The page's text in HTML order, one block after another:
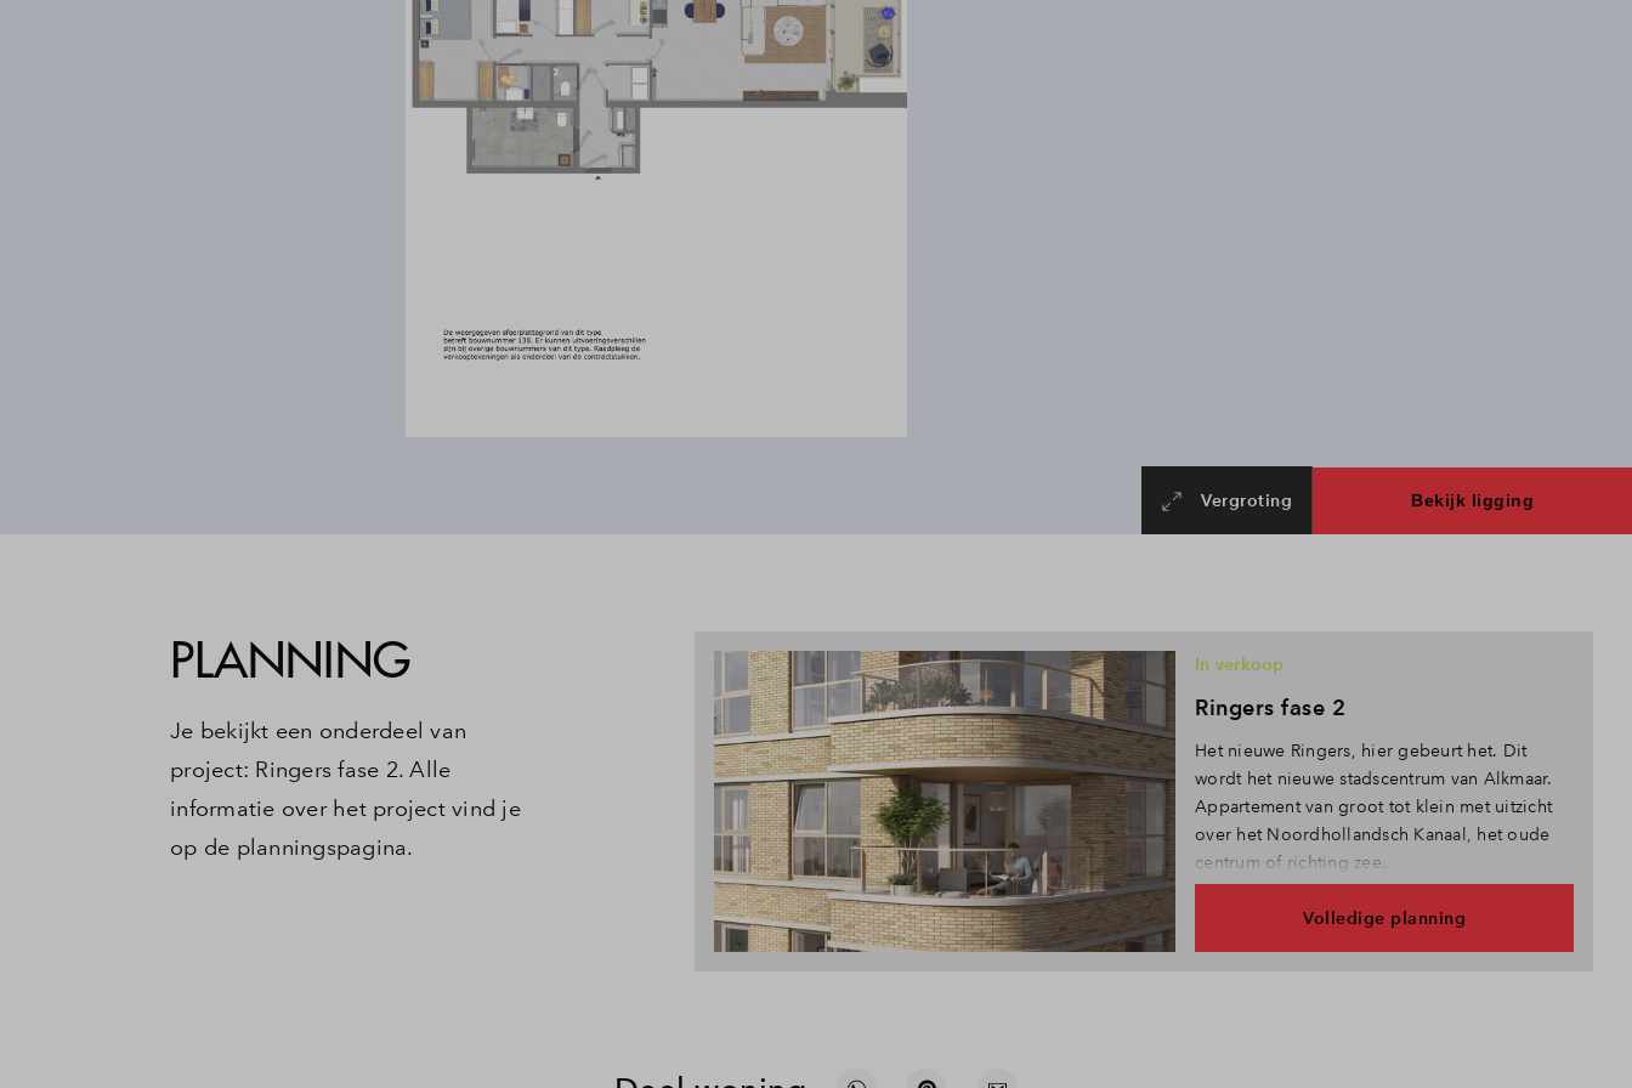
Vergroting
PLANNING
Je bekijkt een onderdeel van
project: Ringers fase 2. Alle
informatie over het project vind je
op de planningspagina.
Ringers fase 2
In verkoop
Het nieuwe Ringers, hier gebeurt het. Dit
wordt het nieuwe stadscentrum van Alkmaar.
Appartement van groot tot klein met uitzicht
over het Noordhollandsch Kanaal, het oude
centrum of richting zee.
Volledige planning